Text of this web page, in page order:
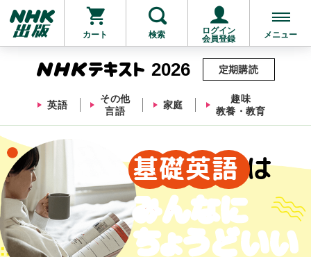
他にも商品を買う
カート 検索
ログイン
会員登録
メニュー
2026
英語
その他
言語
家庭
趣味
教養・教育
定期購読
基礎英語 は
みんなに
ちょうどいい